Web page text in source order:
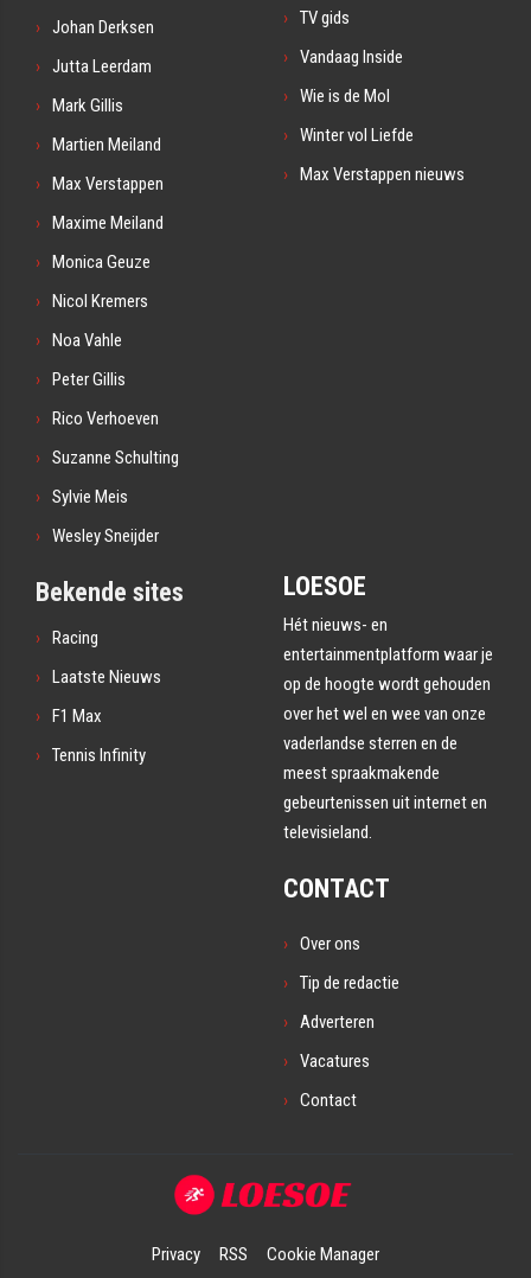
Johan Derksen
Jutta Leerdam
Mark Gillis
Martien Meiland
Max Verstappen
Maxime Meiland
Monica Geuze
Nicol Kremers
Noa Vahle
Peter Gillis
Rico Verhoeven
Suzanne Schulting
Sylvie Meis
Wesley Sneijder
TV gids
Vandaag Inside
Wie is de Mol
Winter vol Liefde
Max Verstappen nieuws
Bekende sites
Racing
Laatste Nieuws
F1 Max
Tennis Infinity
LOESOE
Hét nieuws- en
entertainmentplatform waar je
op de hoogte wordt gehouden
over het wel en wee van onze
vaderlandse sterren en de
meest spraakmakende
gebeurtenissen uit internet en
televisieland.
CONTACT
Over ons
Tip de redactie
Adverteren
Vacatures
Contact
Privacy RSS Cookie Manager